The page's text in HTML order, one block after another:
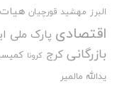
البرز مهشید قورچیان
اقتصادی پارک ملی
بازرگانی کرج کرونا
یدالله مالمیر